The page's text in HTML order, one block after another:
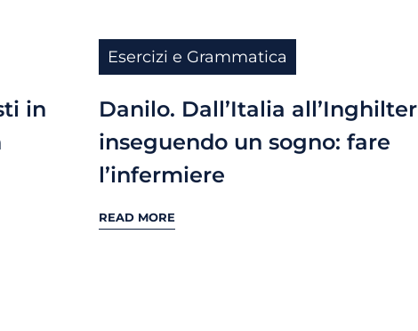
in
Esercizi e Grammatica
Danilo. Dall’Italia
inseguendo un sogno: fare
l’infermiere
READ MORE